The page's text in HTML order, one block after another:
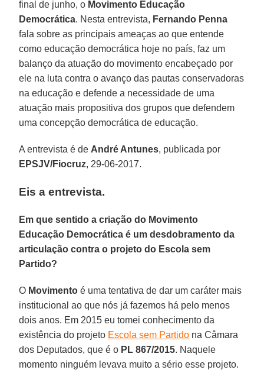
final de junho, o Movimento Educação
Democrática. Nesta entrevista, Fernando Penna
fala sobre as principais ameaças ao que entende
como educação democrática hoje no país, faz um
balanço da atuação do movimento encabeçado por
ele na luta contra o avanço das pautas conservadoras
na educação e defende a necessidade de uma
atuação mais propositiva dos grupos que defendem
uma concepção democrática de educação.
A entrevista é de André Antunes, publicada por
EPSJV/Fiocruz, 29-06-2017.
Eis a entrevista.
Em que sentido a criação do Movimento
Educação Democrática é um desdobramento da
articulação contra o projeto do Escola sem
Partido?
O Movimento é uma tentativa de dar um caráter mais
institucional ao que nós já fazemos há pelo menos
dois anos. Em 2015 eu tomei conhecimento da
existência do projeto Escola sem Partido na Câmara
dos Deputados, que é o PL 867/2015. Naquele
momento ninguém levava muito a sério esse projeto.